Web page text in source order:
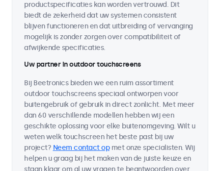
productspecificaties kan worden vertrouwd. Dit
biedt de zekerheid dat uw systemen consistent
blijven functioneren en dat uitbreiding of vervanging
mogelijk is zonder zorgen over compatibiliteit of
afwijkende specificaties.
Uw partner in outdoor touchscreens
Bij Beetronics bieden we een ruim assortiment
outdoor touchscreens speciaal ontworpen voor
buitengebruik of gebruik in direct zonlicht. Met meer
dan 60 verschillende modellen hebben wij een
geschikte oplossing voor elke buitenomgeving. Wilt u
weten welk touchscreen het beste past bij uw
project? Neem contact opmet onze specialisten. Wij
helpen u graag bij het maken van de juiste keuze en
staan klaar om al uw vragen te beantwoorden over